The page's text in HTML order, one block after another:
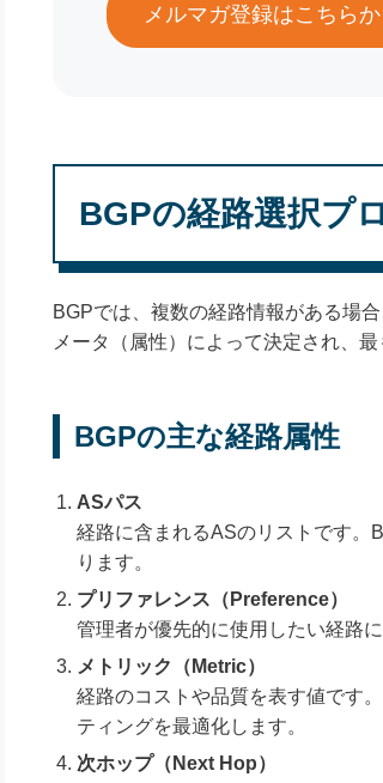
メルマガ登録はこちらか
BGPの経路選択プ
BGPでは、複数の経路情報がある場
メータ（属性）によって決定され、
BGPの主な経路属性
ASパス
経路に含まれるASのリストです。
ります。
プリファレンス（Preference）
管理者が優先的に使用したい経路
メトリック（Metric）
経路のコストや品質を表す値です
ティングを最適化します。
次ホップ（Next Hop）